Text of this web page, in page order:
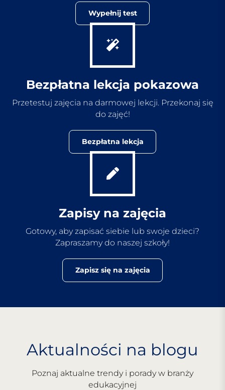
Wypełnij test
Bezpłatna lekcja pokazowa
Przetestuj zajęcia na darmowej lekcji. Przekonaj się
do zajęć!
Bezpłatna lekcja
Zapisy na zajęcia
Gotowy, aby zapisać siebie lub swoje dzieci?
Zapraszamy do naszej szkoły!
Zapisz się na zajęcia
Aktualności na blogu
Poznaj aktualne trendy i porady w branży
edukacyjnej